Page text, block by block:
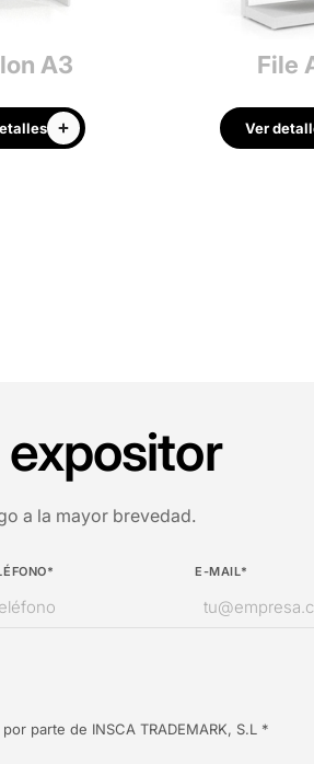
A3 File
Ver
a la mayor brevedad.
E-MAIL*
parte de INSCA TRADEMARK, S.L *